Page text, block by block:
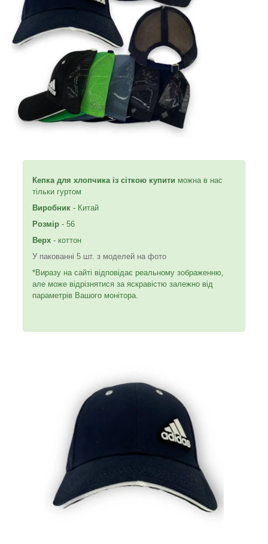
Кепка для хлопчика із сіткою купити можна в нас
тільки гуртом
Виробник - Китай
Розмір - 56
Верх - коттон
У пакованні 5 шт. з моделей на фото
*Виразу на сайті відповідає реальному зображенню,
але може відрізнятися за яскравістю залежно від
параметрів Вашого монітора.